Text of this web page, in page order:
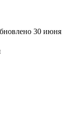
30 июня